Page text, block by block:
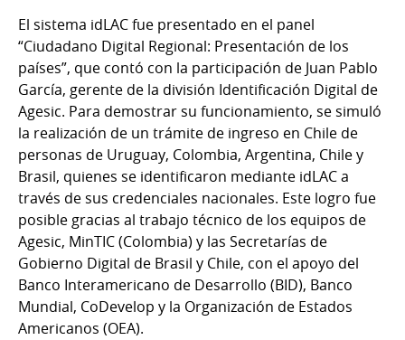
El sistema idLAC fue presentado en el panel
“Ciudadano Digital Regional: Presentación de los
países”, que contó con la participación de Juan Pablo
García, gerente de la división Identificación Digital de
Agesic. Para demostrar su funcionamiento, se simuló
la realización de un trámite de ingreso en Chile de
personas de Uruguay, Colombia, Argentina, Chile y
Brasil, quienes se identificaron mediante idLAC a
través de sus credenciales nacionales. Este logro fue
posible gracias al trabajo técnico de los equipos de
Agesic, MinTIC (Colombia) y las Secretarías de
Gobierno Digital de Brasil y Chile, con el apoyo del
Banco Interamericano de Desarrollo (BID), Banco
Mundial, CoDevelop y la Organización de Estados
Americanos (OEA).